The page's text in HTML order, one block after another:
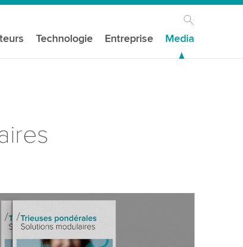
Technologie Entreprise Media